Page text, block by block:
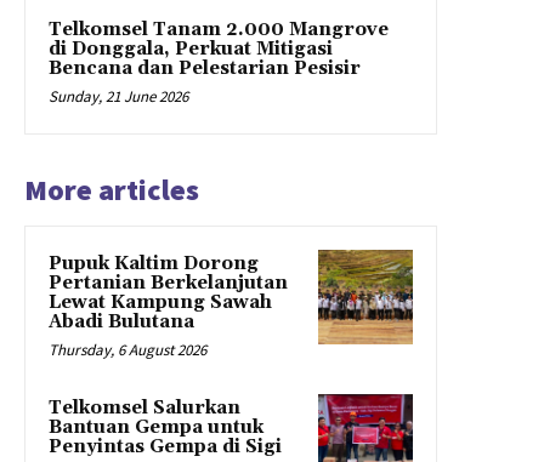
Telkomsel Tanam 2.000 Mangrove
di Donggala, Perkuat Mitigasi
Bencana dan Pelestarian Pesisir
Sunday, 21 June 2026
More articles
Pupuk Kaltim Dorong
Pertanian Berkelanjutan
Lewat Kampung Sawah
Abadi Bulutana
Thursday, 6 August 2026
Telkomsel Salurkan
Bantuan Gempa untuk
Penyintas Gempa di Sigi